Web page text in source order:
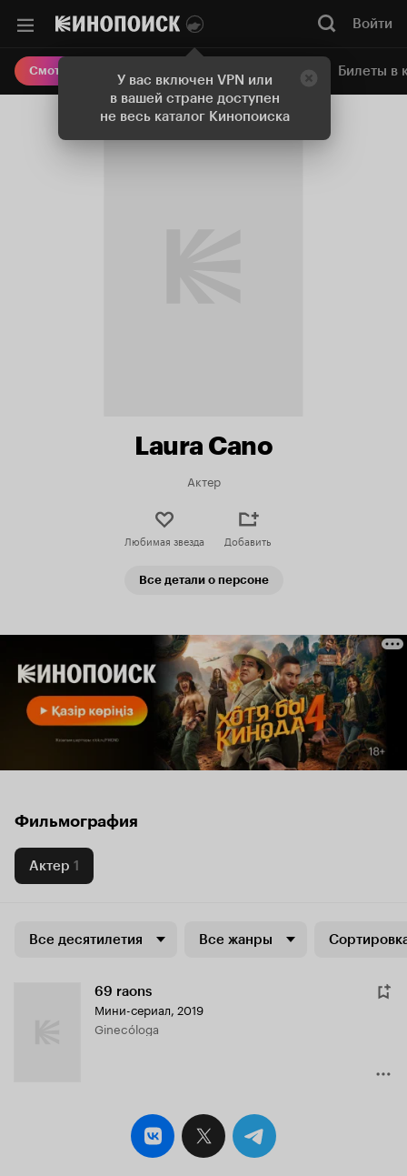
У вас включен VPN или
в вашей стране доступен
не весь каталог Кинопоиска
Войти
Смотреть кино Онлайн-кинотеатр Билеты в
Laura Cano
Актер
Любимая звезда Добавить
Все детали о персоне
Фильмография
Актер 1
Все десятилетия Все жанры
69 raons
Мини-сериал, 2019
Ginecóloga